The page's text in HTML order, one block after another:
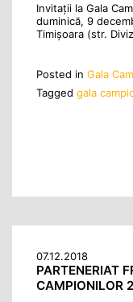
Invitații la Gala
duminică, 9
Timișoara (str.
Posted in Gala
Tagged gala
07.12.2018
PARTENERIAT
CAMPIONILOR